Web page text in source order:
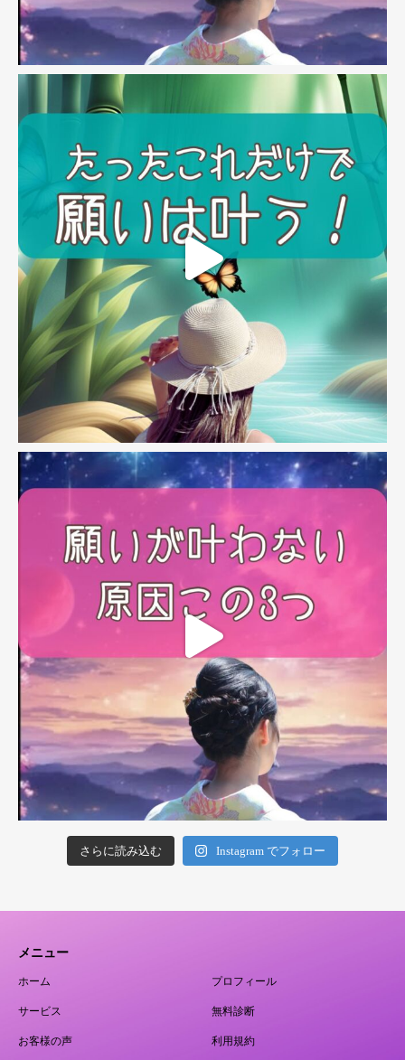
さらに読み込む Instagram でフォロー
メニュー
ホーム プロフィール
サービス 無料診断
お客様の声 利用規約